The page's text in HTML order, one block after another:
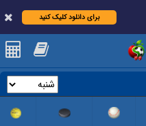
برای دانلود کلیک کنید